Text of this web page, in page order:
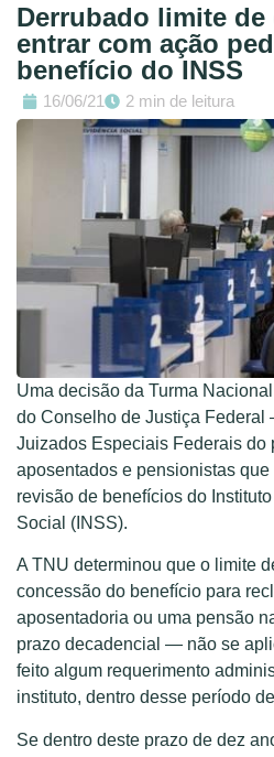
Derrubado limite de
entrar com ação
benefício do INSS
16/06/21 2 min de leitura
Uma decisão da Turma
do Conselho de Justiça
Juizados Especiais Federais
aposentados e pensionistas
revisão de benefícios do
Social (INSS).
A TNU determinou que o limite
concessão do benefício para
aposentadoria ou uma pensão
prazo decadencial — não se
feito algum requerimento
instituto, dentro desse período
Se dentro deste prazo de dez